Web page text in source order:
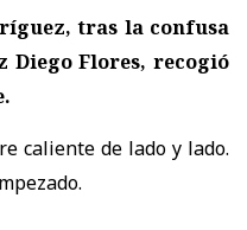
tras la confusa
Diego Flores, recogió
caliente de lado y lado.